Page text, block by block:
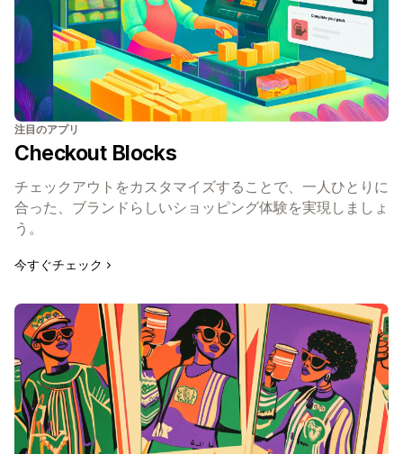
注目のアプリ
Checkout Blocks
チェックアウトをカスタマイズすることで、一人ひとりに
合った、ブランドらしいショッピング体験を実現しましょ
う。
今すぐチェック